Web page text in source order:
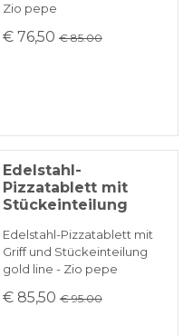
Zio pepe
€ 76,50 € 85.00
Edelstahl-
Pizzatablett mit
Stückeinteilung
Edelstahl-Pizzatablett mit
Griff und Stückeinteilung
gold line - Zio pepe
€ 85,50 € 95.00